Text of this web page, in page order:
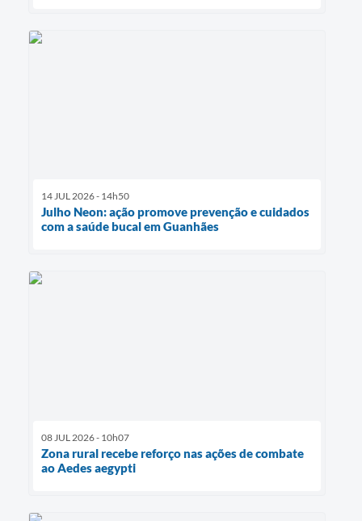
14 JUL 2026 - 14h50
Julho Neon: ação promove prevenção e cuidados
com a saúde bucal em Guanhães
08 JUL 2026 - 10h07
Zona rural recebe reforço nas ações de combate
ao Aedes aegypti